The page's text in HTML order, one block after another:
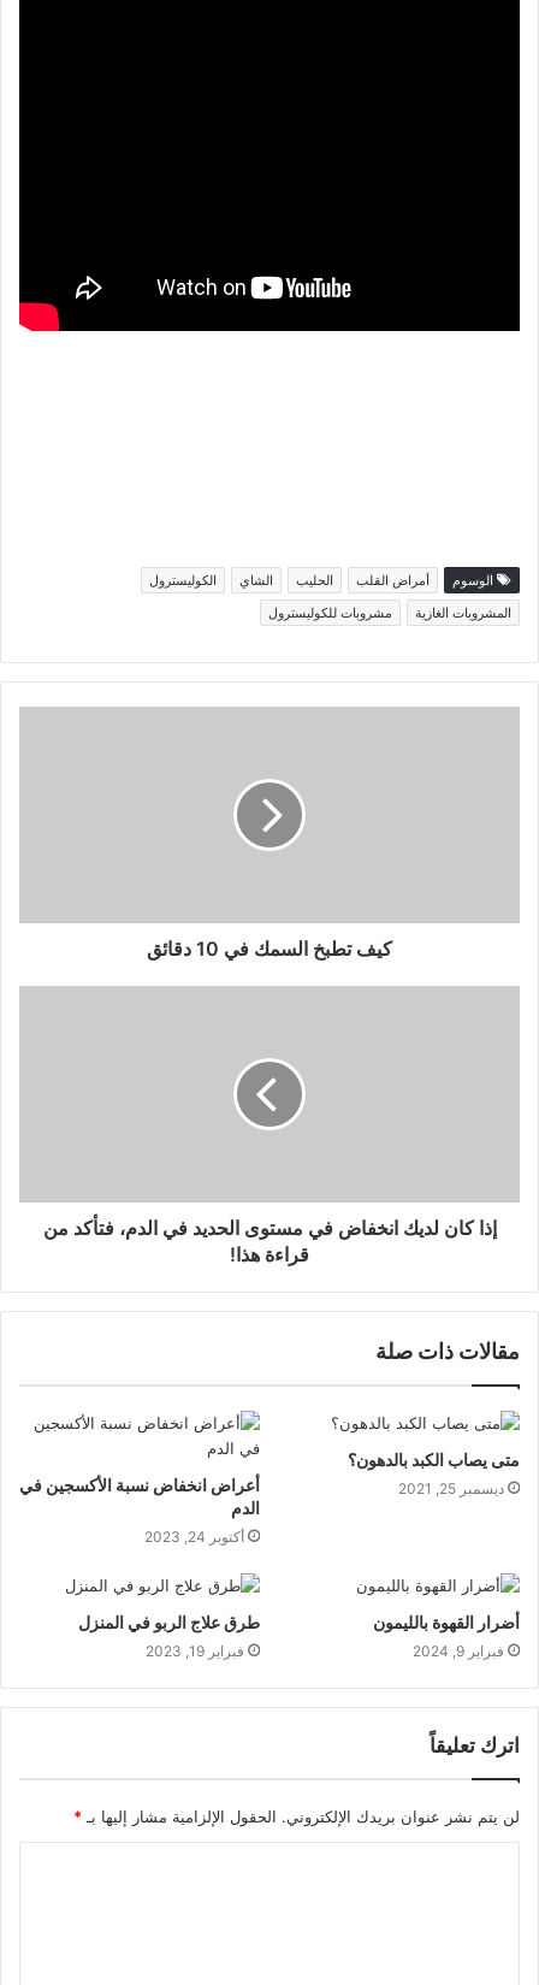
الوسوم أمراض القلب الحليب الشاي
الكوليسترول
المشروبات الغازية
مشروبات للكوليسترول
كيف تطبخ السمك في 10 دقائق
إذا كان لديك انخفاض في مستوى الحديد في الدم، فتأكد من
قراءة هذا!
مقالات ذات صلة
متى يصاب الكبد بالدهون؟
ديسمبر 25, 2021
أعراض انخفاض نسبة الأكسجين في
الدم
أكتوبر 24, 2023
أضرار القهوة بالليمون
فبراير 9, 2024
طرق علاج الربو في المنزل
فبراير 19, 2023
اترك تعليقاً
لن يتم نشر عنوان بريدك الإلكتروني. الحقول الإلزامية مشار إليها بـ *